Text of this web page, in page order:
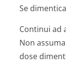
Se
Continui ad
Non
dose